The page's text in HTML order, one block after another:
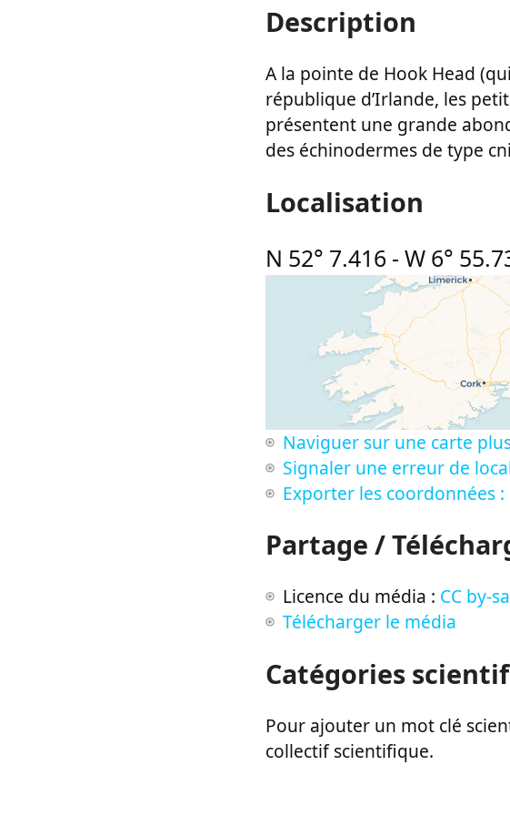
Description
A la pointe de Hook Head
république d’Irlande, les
présentent une grande
des échinodermes de type
Localisation
N 52° 7.416 - W 6°
Naviguer sur une carte
Signaler une erreur de
Exporter les coordonnées :
Partage /
Licence du média : CC by-sa
Télécharger le média
Catégories
Pour ajouter un mot clé
collectif scientifique.